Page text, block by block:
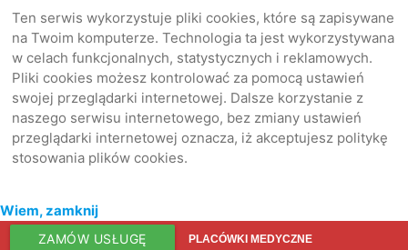
Ten serwis wykorzystuje pliki cookies, które są zapisywane
na Twoim komputerze. Technologia ta jest wykorzystywana
w celach funkcjonalnych, statystycznych i reklamowych.
Pliki cookies możesz kontrolować za pomocą ustawień
swojej przeglądarki internetowej. Dalsze korzystanie z
naszego serwisu internetowego, bez zmiany ustawień
przeglądarki internetowej oznacza, iż akceptujesz politykę
stosowania plików cookies.
Wiem, zamknij
ZAMÓW USŁUGĘ PLACÓWKI MEDYCZNE